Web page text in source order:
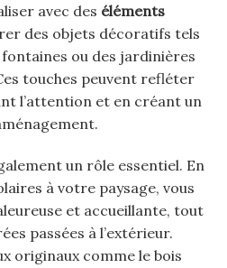
avec des éléments
des objets décoratifs tels
ou des jardinières
touches peuvent refléter
l’attention et en créant un
un rôle essentiel. En
à votre paysage, vous
et accueillante, tout
passées à l’extérieur.
originaux comme le bois